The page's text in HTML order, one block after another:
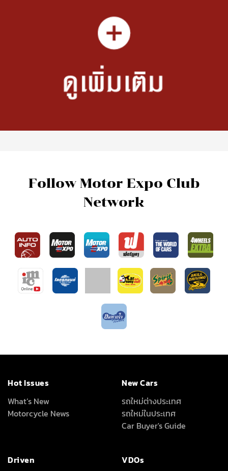
Follow Motor Expo Club
Network
Hot Issues
What’s New
Motorcycle News
New Cars
รถใหม่ต่างประเทศ
รถใหม่ในประเทศ
Car Buyer's Guide
Driven
VDOs